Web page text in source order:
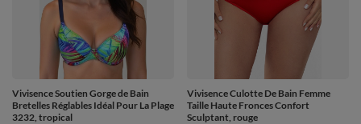
Vivisence Soutien Gorge de Bain
Bretelles Réglables Idéal Pour La Plage
3232, tropical
Vivisence Culotte De Bain Femme
Taille Haute Fronces Confort
Sculptant, rouge